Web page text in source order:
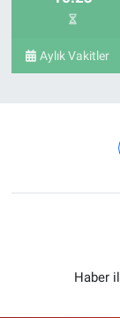
Aylık Vakitler
Haber